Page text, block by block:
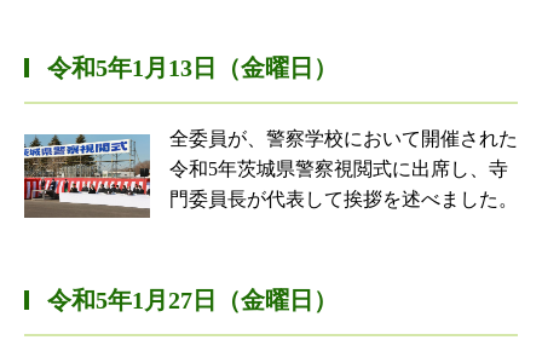
令和5年1月13日（金曜日）
全委員が、警察学校において開催された
令和5年茨城県警察視閲式に出席し、寺
門委員長が代表して挨拶を述べました。
令和5年1月27日（金曜日）